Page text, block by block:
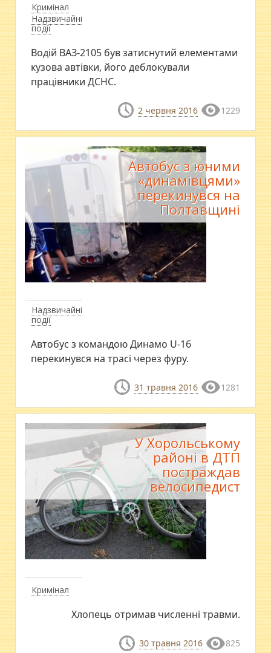
Кримінал
Надзвичайні
події
Водій ВАЗ-2105 був затиснутий елементами
кузова автівки, його деблокували
працівники ДСНС.
2 червня 2016 1229
Надзвичайні
події
Автобус з юними
«динамівцями»
перекинувся на
Полтавщині
​Автобус з командою Динамо U-16
перекинувся на трасі через фуру.
31 травня 2016 1281
Кримінал
У Хорольському
районі в ДТП
постраждав
велосипедист
Хлопець отримав численні травми.
30 травня 2016 825